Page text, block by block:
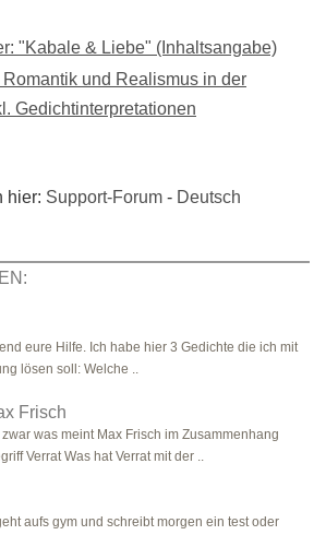
"Kabale & Liebe" (Inhaltsangabe)
und Realismus in der
Gedichtinterpretationen
hier: Support-Forum - Deutsch
eure Hilfe. Ich habe hier 3 Gedichte die ich mit
lösen soll: Welche ..
Frisch
was meint Max Frisch im Zusammenhang
Verrat Was hat Verrat mit der ..
aufs gym und schreibt morgen ein test oder